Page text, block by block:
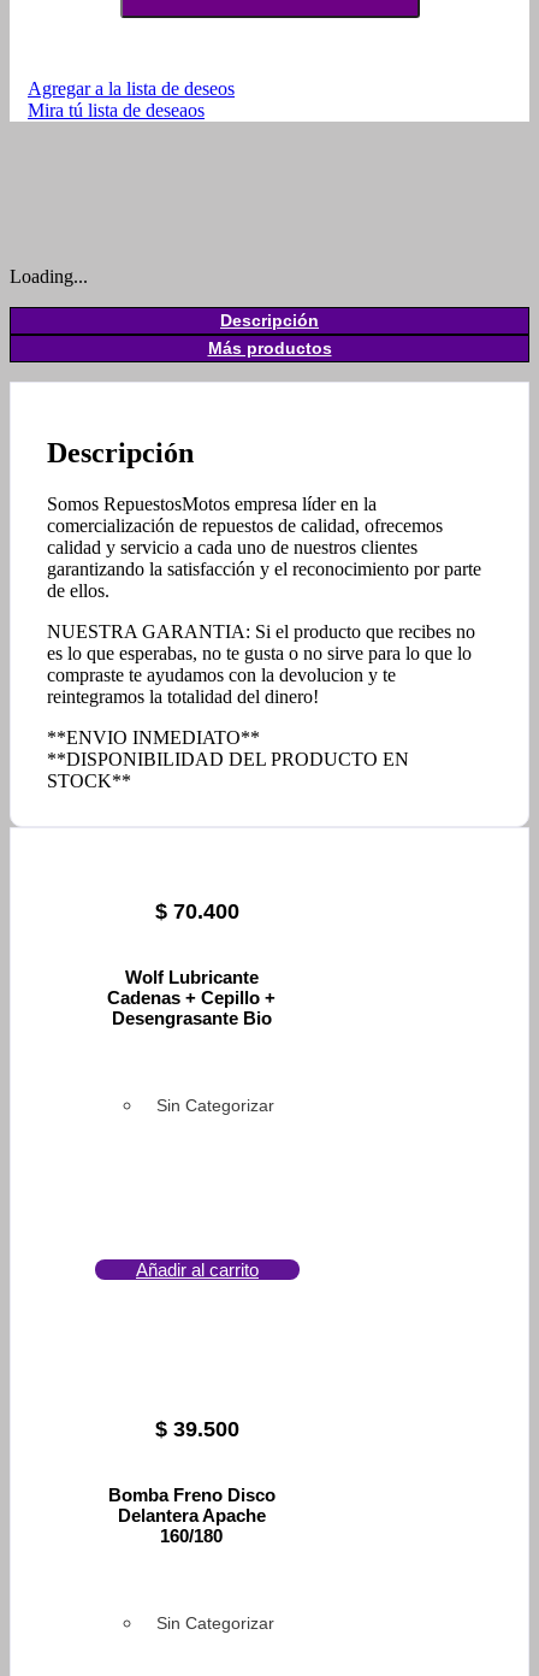
Agregar a la lista de deseos
Mira tú lista de deseaos
Loading...
Descripción
Más productos
Descripción
Somos RepuestosMotos empresa líder en la
comercialización de repuestos de calidad, ofrecemos
calidad y servicio a cada uno de nuestros clientes
garantizando la satisfacción y el reconocimiento por parte
de ellos.
NUESTRA GARANTIA: Si el producto que recibes no
es lo que esperabas, no te gusta o no sirve para lo que lo
compraste te ayudamos con la devolucion y te
reintegramos la totalidad del dinero!
**ENVIO INMEDIATO**
**DISPONIBILIDAD DEL PRODUCTO EN
STOCK**
$ 70.400
Wolf Lubricante
Cadenas + Cepillo +
Desengrasante Bio
Sin Categorizar
Añadir al carrito
$ 39.500
Bomba Freno Disco
Delantera Apache
160/180
Sin Categorizar